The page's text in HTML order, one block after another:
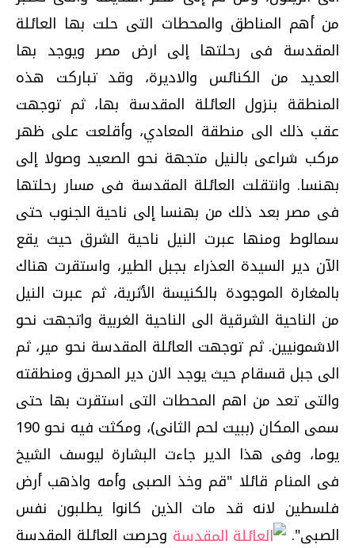
من أهم المناطق والمحطات التى حلت بها العائلة
المقدسة فى رحلتها إلى ارض مصر ويوجد بها
العديد من الكنائس والاديرة، وقد تباركت هذه
المنطقة بنزول العائلة المقدسة بها، ثم توجهت
عقب ذلك الى منطقة المعادي، وأقلعت على ظهر
مركب شراعى بالنيل متجهة نحو الصعيد وصولا إلى
بهنسا. وانتقلت العائلة المقدسة فى مسار رحلتها
فى مصر بعد ذلك من بهنسا إلى ناحية الجنوب حتى
سمالوط ومنها عبرت النيل ناحية الشرق حيث يقع
الآن دير السيدة العذراء بجبل الطير، واستقرت هناك
بالمغارة الموجودة بالكنيسة الأثرية، ثم عبرت النيل
من الناحية الشرقية الى الناحية الغربية واتجهت نحو
الاشمونيين. ثم توجهت العائلة المقدسة نحو مير، ثم
الى جبل قسقام حيث يوجد الان دير المحرق ومنطقته
والتى تعد من اهم المحطات التى استقرت بها حتى
سمى المكان (ببيت لحم الثانى)، ومكثت فيه نحو 190
يوما، وفى هذا الدير جاءت البشارة ليوسف الشيخ
فى المنام قائلا "قم وخذ الصبى وأمه واذهب أرض
فلسطين لانه قد مات الذين كانوا يطلبون نفس
الصبى".
وحرصت العائلة المقدسة